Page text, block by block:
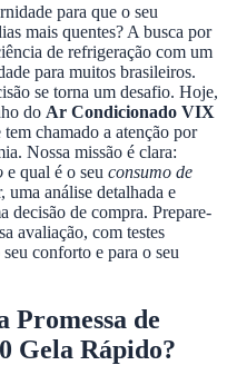
para que o seu
mais quentes? A busca por
de refrigeração com um
para muitos brasileiros.
se torna um desafio. Hoje,
do Ar Condicionado VIX
tem chamado a atenção por
Nossa missão é clara:
e qual é o seu consumo de
uma análise detalhada e
decisão de compra. Prepare-
avaliação, com testes
conforto e para o seu
Promessa de
Gela Rápido?